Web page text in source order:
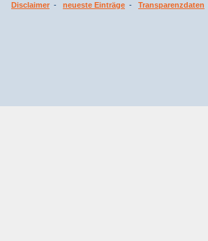
Disclaimer - neueste Einträge - Transparenzdaten